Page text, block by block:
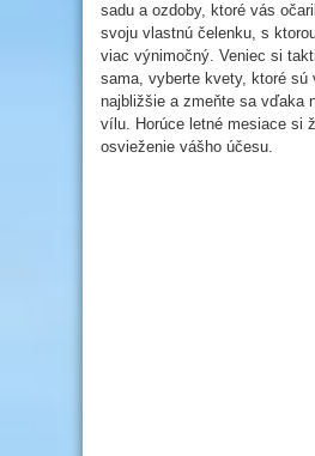
sadu a ozdoby, ktoré vás
svoju vlastnú čelenku, s
viac výnimočný. Veniec si
sama, vyberte kvety, ktoré sú
najbližšie a zmeňte sa vďaka
vílu. Horúce letné mesiace si
osvieženie vášho účesu.